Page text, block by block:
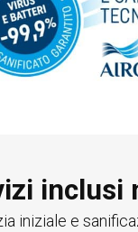
inclusi
iniziale e